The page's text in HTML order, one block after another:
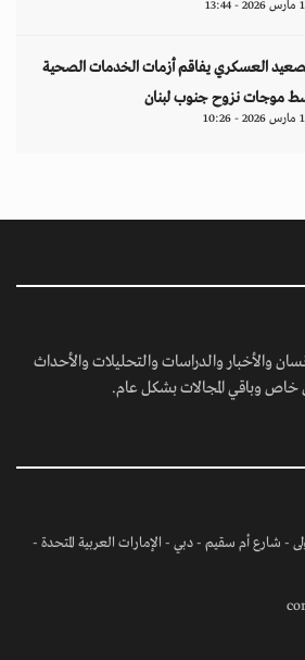
13:44
العسكري يفاقم أزمات الخدمات الصحية
موجات نزوح جنوب لبنان
10:26
والأخبار والدراسات والتحليلات والأحداث
خاص وباقي المجالات بشكل عام.
- شارع أم سقيم - دبي - الإمارات العربية المتحدة -